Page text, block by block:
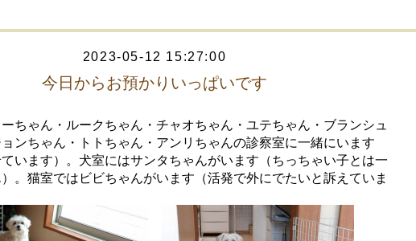
2023-05-12 15:27:00
今日からお預かりいっぱいです
ちゃん・ルークちゃん・チャオちゃん・ユテちゃん・ブランシュ
ンちゃん・トトちゃん・アンリちゃんの診察室に一緒にいます
ています）。犬室にはサンタちゃんがいます（ちっちゃい子とは一
。猫室ではビビちゃんがいます（活発で外にでたいと訴えていま